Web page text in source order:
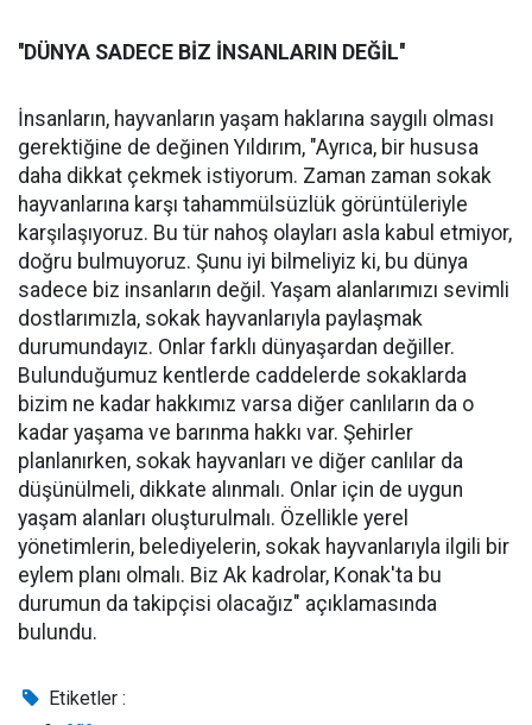
''DÜNYA SADECE BİZ İNSANLARIN DEĞİL''
İnsanların, hayvanların yaşam haklarına saygılı olması
gerektiğine de değinen Yıldırım, "Ayrıca, bir hususa
daha dikkat çekmek istiyorum. Zaman zaman sokak
hayvanlarına karşı tahammülsüzlük görüntüleriyle
karşılaşıyoruz. Bu tür nahoş olayları asla kabul etmiyor,
doğru bulmuyoruz. Şunu iyi bilmeliyiz ki, bu dünya
sadece biz insanların değil. Yaşam alanlarımızı sevimli
dostlarımızla, sokak hayvanlarıyla paylaşmak
durumundayız. Onlar farklı dünyaşardan değiller.
Bulunduğumuz kentlerde caddelerde sokaklarda
bizim ne kadar hakkımız varsa diğer canlıların da o
kadar yaşama ve barınma hakkı var. Şehirler
planlanırken, sokak hayvanları ve diğer canlılar da
düşünülmeli, dikkate alınmalı. Onlar için de uygun
yaşam alanları oluşturulmalı. Özellikle yerel
yönetimlerin, belediyelerin, sokak hayvanlarıyla ilgili bir
eylem planı olmalı. Biz Ak kadrolar, Konak'ta bu
durumun da takipçisi olacağız" açıklamasında
bulundu.
Etiketler :